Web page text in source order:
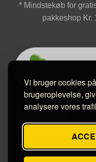
Vi bruger cookies
brugeroplevelse,
analysere vores
* Mindstekøb for
pakkeshop Kr.